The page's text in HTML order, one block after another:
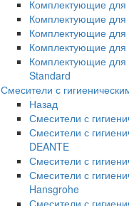
Комплектующие для
Комплектующие для
Комплектующие для
Комплектующие для
Комплектующие для
Standard
Смесители с
Назад
Смесители с
Смесители с
DEANTE
Смесители с
Смесители с
Hansgrohe